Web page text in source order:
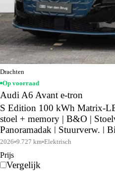
Drachten
Op voorraad
Audi A6 Avant e-tron
S Edition 100 kWh Matrix-
stoel + memory | B&O |
Panoramadak | Stuurverw. |
| Keyless | SoH 97,4% |
2026 9.727 km Elektrisch
Prijs
Vergelijk